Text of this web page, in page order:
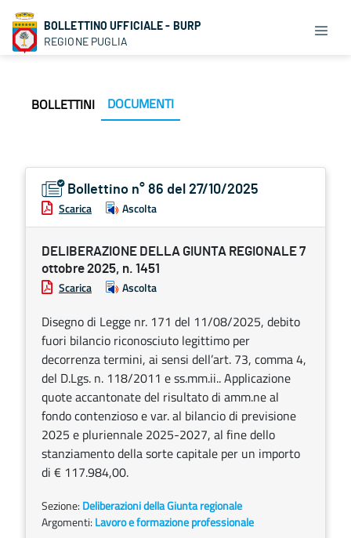
BOLLETTINO UFFICIALE - BURP
REGIONE PUGLIA
BOLLETTINI DOCUMENTI
Bollettino n° 86 del 27/10/2025
Scarica Ascolta
DELIBERAZIONE DELLA GIUNTA REGIONALE 7
ottobre 2025, n. 1451
Scarica Ascolta
Disegno di Legge nr. 171 del 11/08/2025, debito
fuori bilancio riconosciuto legittimo per
decorrenza termini, ai sensi dell’art. 73, comma 4,
del D.Lgs. n. 118/2011 e ss.mm.ii.. Applicazione
quote accantonate del risultato di amm.ne al
fondo contenzioso e var. al bilancio di previsione
2025 e pluriennale 2025-2027, al fine dello
stanziamento della sorte capitale per un importo
di € 117.984,00.
Sezione: Deliberazioni della Giunta regionale
Argomenti: Lavoro e formazione professionale